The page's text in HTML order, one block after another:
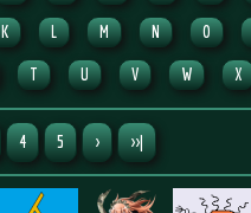
K L M N O
T U V W X
4 5 > >>|